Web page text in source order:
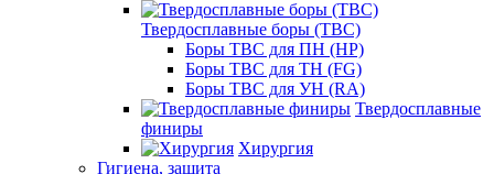
Твердосплавные боры (ТВС)
Боры ТВС для ПН (HP)
Боры ТВС для ТН (FG)
Боры ТВС для УН (RA)
Твердосплавные
финиры
Хирургия
Гигиена, защита